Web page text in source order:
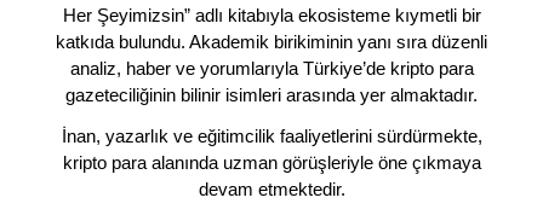
Her Şeyimizsin” adlı kitabıyla ekosisteme kıymetli bir
katkıda bulundu. Akademik birikiminin yanı sıra düzenli
analiz, haber ve yorumlarıyla Türkiye’de kripto para
gazeteciliğinin bilinir isimleri arasında yer almaktadır.
İnan, yazarlık ve eğitimcilik faaliyetlerini sürdürmekte,
kripto para alanında uzman görüşleriyle öne çıkmaya
devam etmektedir.